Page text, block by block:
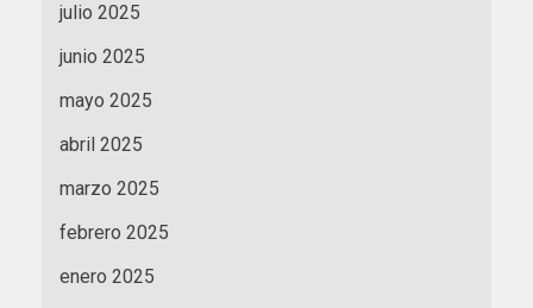
julio 2025
junio 2025
mayo 2025
abril 2025
marzo 2025
febrero 2025
enero 2025